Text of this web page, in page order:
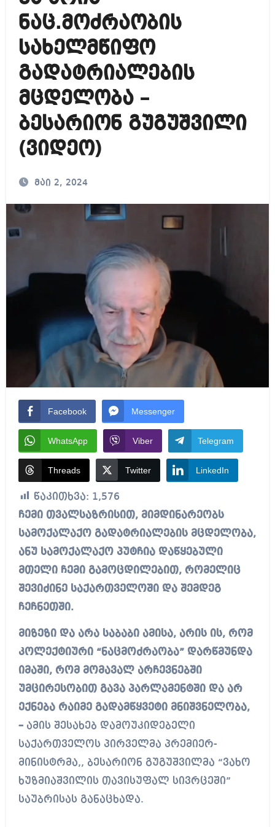
ნაც.მოძრაობის
სახელმწიფო
გადატრიალების
მცდელობა –
ბესარიონ გუგუშვილი
(ვიდეო)
მაი 2, 2024
Facebook Messenger
WhatsApp Viber Telegram
Threads Twitter LinkedIn
წაკითხვა: 1,576
ჩემი თვალსაზრისით, მიმდინარეობს
სამოქალაქო გადატრიალების მცდელობა,
ანუ სამოქალაქო პუტჩია დაწყებული
მთელი ჩემი გამოცდილებით, რომელიც
შევიძინე საქართველოში და შემდეგ
ჩეჩნეთში.
მიზეზი და არა საბაბი ამისა, არის ის, რომ
კოლექტიური “ნაცმოძრაობა” დარწმუნდა
იმაში, რომ მომავალ არჩევნებში
უმცირესობით გავა პარლამენტში და არ
ექნება რაიმე გადამწყვეტი მნიშვნელობა,
–ამის შესახებ დამოუკიდებელი
საქართველოს პირველმა პრემიერ-
მინისტრმა,, ბესარიონ გუგუშვილმა “ვახო
ხუზმიაშვილის თავისუფალ სივრცეში”
საუბრისას განაცხადა.